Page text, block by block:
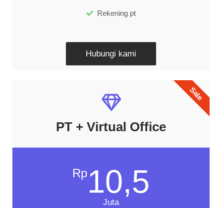
Rekening pt
Hubungi kami
PT + Virtual Office
Rp10,5
Juta
Sale